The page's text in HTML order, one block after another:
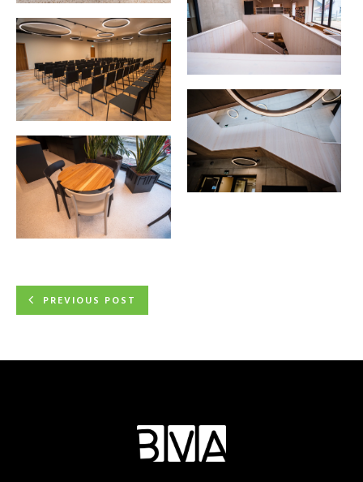
PREVIOUS POST